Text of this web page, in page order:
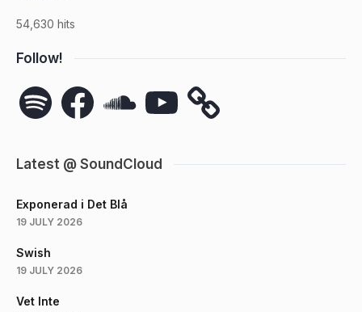
54,630 hits
Follow!
Spotify FacebookSoundCloudYouTube
Latest @ SoundCloud
Exponerad i Det Blå
19 JULY 2026
Swish
19 JULY 2026
Vet Inte